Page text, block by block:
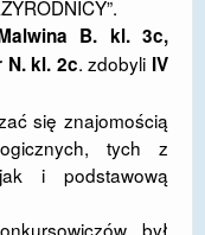
ROZWÓJ
MIASTA
B. kl. 3c,
N. kl. 2c. zdobyli IV
się znajomością
tych z
i podstawową
był